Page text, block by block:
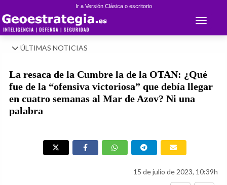
Ir a Versión Clásica o escritorio
Toggle
ÚLTIMAS NOTICIAS
La resaca de la Cumbre la de la OTAN: ¿Qué
fue de la “ofensiva victoriosa” que debía llegar
en cuatro semanas al Mar de Azov? Ni una
palabra
15 de julio de 2023, 10:39h